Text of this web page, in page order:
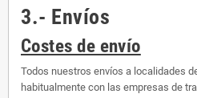
3.- Envíos
Costes de envío
Todos nuestros envíos a localidades
habitualmente con las empresas de